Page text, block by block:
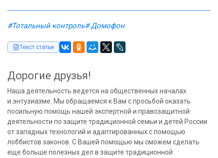
#Тотальный контроль# Домофон
Текст статьи
Дорогие друзья!
Наша деятельность ведется на общественных началах
и энтузиазме. Мы обращаемся к Вам с просьбой оказать
посильную помощь нашей экспертной и правозащитной
деятельности по защите традиционной семьи и детей России
от западных технологий и адаптированных с помощью
лоббистов законов. С Вашей помощью мы сможем сделать
еще больше полезных дел в защите традиционной